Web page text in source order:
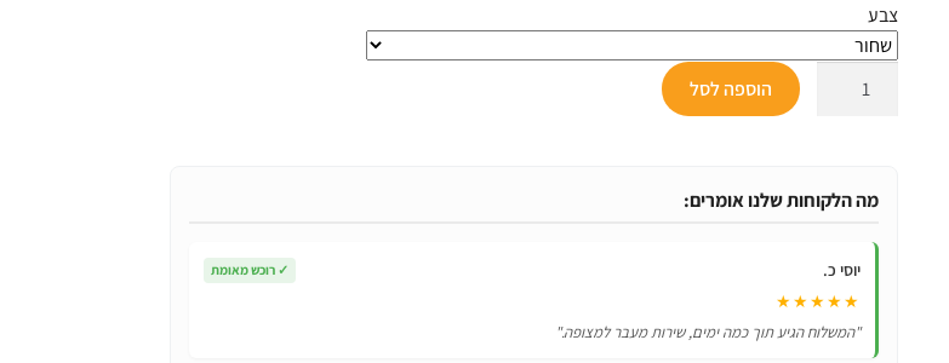
₪219.
צבע
סוללה
Xiaomi
הוספה לסל
מה הלקוחות שלנו אומרים:
יוסי כ. ✓ רוכש מאומת
★★★★★
"המשלוח הגיע תוך כמה ימים, שירות מעבר למצופה."